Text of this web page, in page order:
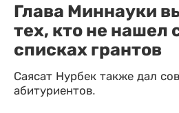
Глава Миннауки
тех, кто не нашел
списках грантов
Саясат Нурбек также дал
абитуриентов.